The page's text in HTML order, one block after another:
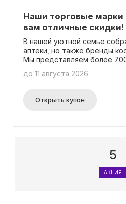
Наши торговые марки
вам отличные скидки!
В нашей уютной семье
аптеки, но также бренды
Мы представляем более
до 11 августа 2026
Открыть купон
5
АКЦИЯ